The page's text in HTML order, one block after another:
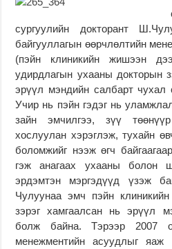
сургуулийн докторант
байгууллагын өөрчлөлтийн
(пэйн клиникийн жишээн
удирдлагын ухааны докторын
эрүүл мэндийн салбарт
Учир нь пэйн гэдэг нь
зайн эмчилгээ, зүү
хослуулан хэрэглэж, тухайн
боломжийг нээж өгч
гэж анагаах ухааны болон
эрдэмтэн мэргэдүүд үзэж
Чулуунаа эмч пэйн
зэрэг хамгаалсан нь эрүүл
болж байна. Тэрээр 2007
менежментийн асуудлыг яаж